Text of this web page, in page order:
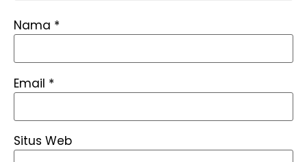
Nama *
Email *
Situs Web